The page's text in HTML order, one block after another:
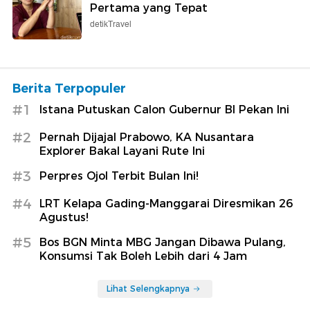
Pertama yang Tepat
detikTravel
Berita Terpopuler
#1 Istana Putuskan Calon Gubernur BI Pekan Ini
#2
Pernah Dijajal Prabowo, KA Nusantara
Explorer Bakal Layani Rute Ini
#3 Perpres Ojol Terbit Bulan Ini!
#4
LRT Kelapa Gading-Manggarai Diresmikan 26
Agustus!
#5
Bos BGN Minta MBG Jangan Dibawa Pulang,
Konsumsi Tak Boleh Lebih dari 4 Jam
Lihat Selengkapnya